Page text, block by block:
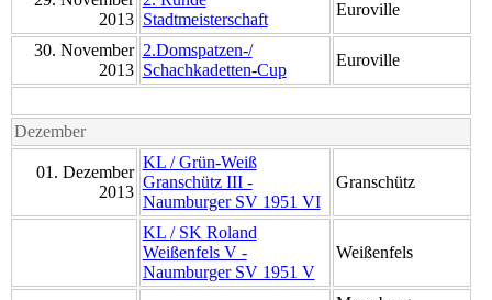
2013 Stadtmeisterschaft
Euroville
30. November
2013
2.Domspatzen-/
Schachkadetten-Cup
Euroville
Dezember
01. Dezember
2013
KL / Grün-Weiß
Granschütz III -
Naumburger SV 1951 VI
Granschütz
KL / SK Roland
Weißenfels V -
Naumburger SV 1951 V
Weißenfels